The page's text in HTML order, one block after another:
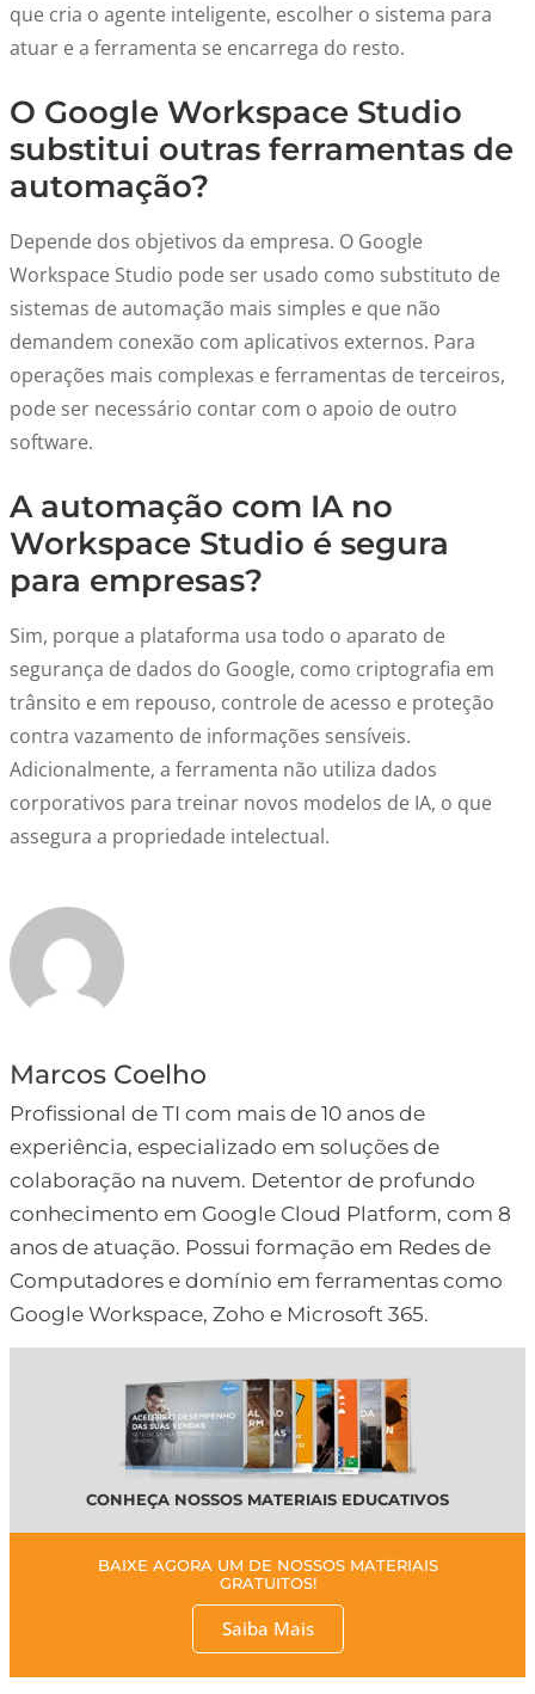
que cria o agente inteligente, escolher o sistema para
atuar e a ferramenta se encarrega do resto.
O Google Workspace Studio
substitui outras ferramentas de
automação?
Depende dos objetivos da empresa. O Google
Workspace Studio pode ser usado como substituto de
sistemas de automação mais simples e que não
demandem conexão com aplicativos externos. Para
operações mais complexas e ferramentas de terceiros,
pode ser necessário contar com o apoio de outro
software.
A automação com IA no
Workspace Studio é segura
para empresas?
Sim, porque a plataforma usa todo o aparato de
segurança de dados do Google, como criptografia em
trânsito e em repouso, controle de acesso e proteção
contra vazamento de informações sensíveis.
Adicionalmente, a ferramenta não utiliza dados
corporativos para treinar novos modelos de IA, o que
assegura a propriedade intelectual.
Marcos Coelho
Profissional de TI com mais de 10 anos de
experiência, especializado em soluções de
colaboração na nuvem. Detentor de profundo
conhecimento em Google Cloud Platform, com 8
anos de atuação. Possui formação em Redes de
Computadores e domínio em ferramentas como
Google Workspace, Zoho e Microsoft 365.
CONHEÇA NOSSOS MATERIAIS EDUCATIVOS
BAIXE AGORA UM DE NOSSOS MATERIAIS
GRATUITOS!
Saiba Mais